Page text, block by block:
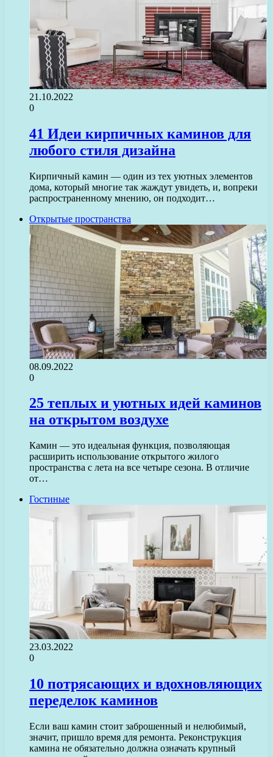
21.10.2022
0
41 Идеи кирпичных каминов для
любого стиля дизайна
Кирпичный камин — один из тех уютных элементов
дома, который многие так жаждут увидеть, и, вопреки
распространенному мнению, он подходит…
Открытые пространства
08.09.2022
0
25 теплых и уютных идей каминов
на открытом воздухе
Камин — это идеальная функция, позволяющая
расширить использование открытого жилого
пространства с лета на все четыре сезона. В отличие
от…
Гостиные
23.03.2022
0
10 потрясающих и вдохновляющих
переделок каминов
Если ваш камин стоит заброшенный и нелюбимый,
значит, пришло время для ремонта. Реконструкция
камина не обязательно должна означать крупный